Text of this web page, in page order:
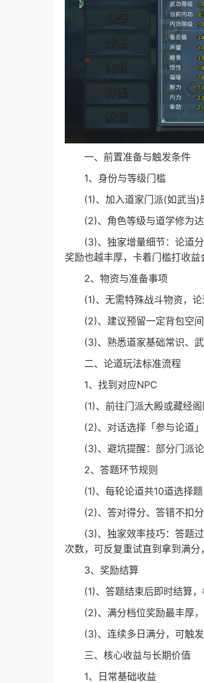
一、前置准备与触发条件
1、身份与等级门槛
(1)、加入道家门派(如武当)是
(2)、角色等级与道学修为达
(3)、独家增量细节：论道分
奖励也越丰厚，卡着门槛打收益
2、物资与准备事项
(1)、无需特殊战斗物资，论
(2)、建议预留一定背包空间
(3)、熟悉道家基础常识、武
二、论道玩法标准流程
1、找到对应NPC
(1)、前往门派大殿或藏经阁
(2)、对话选择「参与论道」
(3)、避坑提醒：部分门派论
2、答题环节规则
(1)、每轮论道共10道选择题
(2)、答对得分、答错不扣分
(3)、独家效率技巧：答题过
次数，可反复重试直到拿到满分
3、奖励结算
(1)、答题结束后即时结算，
(2)、满分档位奖励最丰厚，
(3)、连续多日满分，可触发
三、核心收益与长期价值
1、日常基础收益